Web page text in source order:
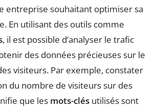
entreprise souhaitant optimiser sa
En utilisant des outils comme
, il est possible d’analyser le trafic
des données précieuses sur le
visiteurs. Par exemple, constater
du nombre de visiteurs sur des
que les mots-clés utilisés sont